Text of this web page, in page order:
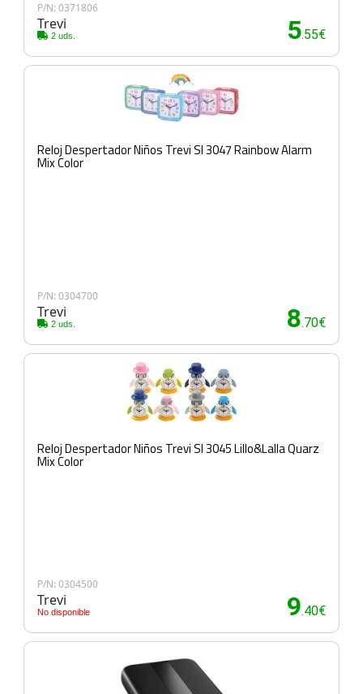
P/N: 0371806
Trevi
2 uds. 5.55€
Reloj Despertador Niños Trevi Sl 3047 Rainbow Alarm
Mix Color
P/N: 0304700
Trevi
2 uds. 8.70€
Reloj Despertador Niños Trevi Sl 3045 Lillo&Lalla Quarz
Mix Color
P/N: 0304500
Trevi
No disponible 9.40€